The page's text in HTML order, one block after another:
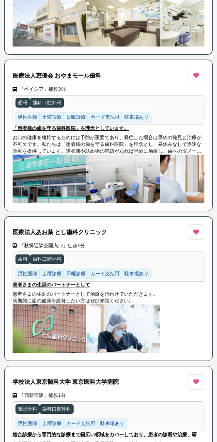
医療法人恵優会 おやまモール歯科
「ベイシア」徒歩3分
歯科 歯科口腔外科
男性医師 土曜診療 日曜診療 カード支払可 駐車場あり
「患者様の歯を守る歯科医院」を理念としています。
お口の健康を維持するためには予防が重要であり、発症した場合は早めの発見と治療が
不可欠です。私たちは「患者様の歯を守る歯科医院」を理念とし、昼休みなしで迅速な
診療を提供しています。違和感や詰め物の問題があれば早めに治療し、歯へのダメージ
を最小限に抑えることを目指しています。気になる点があれば、検査だけでも歓迎して
おります。
医療法人あお葉 とし歯科クリニック
「秋操近隣公園入口」徒歩1分
歯科 歯科口腔外科
男性医師 土曜診療 日曜診療 カード支払可 駐車場あり
患者さまの生涯のパートナーとして
患者さまの生涯のパートナーとして治療を行わせていただきます。
長期的に歯の健康を維持したい方はぜひ来院ください。
学校法人東京醫科大学 東京医科大学病院
「西新宿駅」徒歩1分
整形外科 歯科口腔外科
男性医師 土曜診療 カード支払可 駐車場あり
総合診療から専門的な診療まで幅広い領域をカバーしており、患者の診断や治療、研究、教育に関わっています